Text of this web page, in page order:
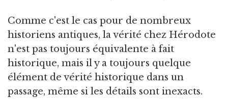
Comme c'est le cas pour de nombreux
historiens antiques, la vérité chez Hérodote
n'est pas toujours équivalente à fait
historique, mais il y a toujours quelque
élément de vérité historique dans un
passage, même si les détails sont inexacts.